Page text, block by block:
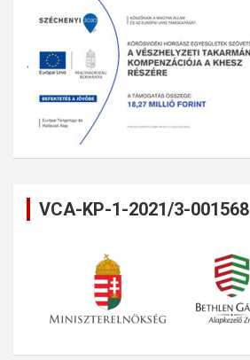
VCA-KP-1-2021/3-001568